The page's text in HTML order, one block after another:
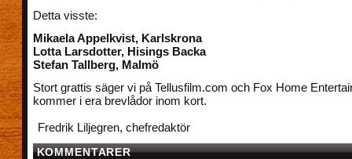
Detta visste:
Mikaela Appelkvist, Karlskrona
Lotta Larsdotter, Hisings Backa
Stefan Tallberg, Malmö
Stort grattis säger vi på Tellusfilm.com och Fox Home
kommer i era brevlådor inom kort.
Fredrik Liljegren, chefredaktör
KOMMENTARER